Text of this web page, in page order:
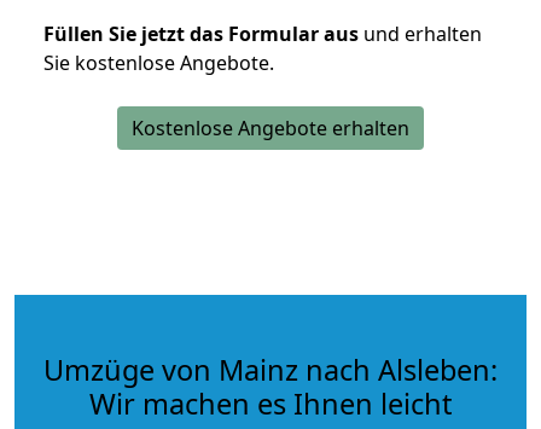
Füllen Sie jetzt das Formular aus und erhalten
Sie kostenlose Angebote.
Kostenlose Angebote erhalten
Umzüge von Mainz nach Alsleben:
Wir machen es Ihnen leicht